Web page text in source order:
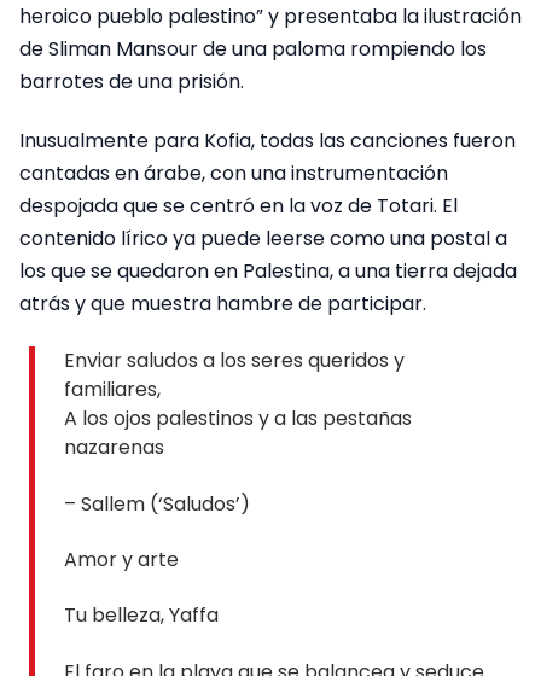
heroico pueblo palestino” y presentaba la ilustración
de Sliman Mansour de una paloma rompiendo los
barrotes de una prisión.
Inusualmente para Kofia, todas las canciones fueron
cantadas en árabe, con una instrumentación
despojada que se centró en la voz de Totari. El
contenido lírico ya puede leerse como una postal a
los que se quedaron en Palestina, a una tierra dejada
atrás y que muestra hambre de participar.
Enviar saludos a los seres queridos y
familiares,
A los ojos palestinos y a las pestañas
nazarenas
– Sallem (‘Saludos’)
Amor y arte
Tu belleza, Yaffa